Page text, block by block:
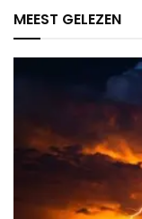
MEEST GELEZEN